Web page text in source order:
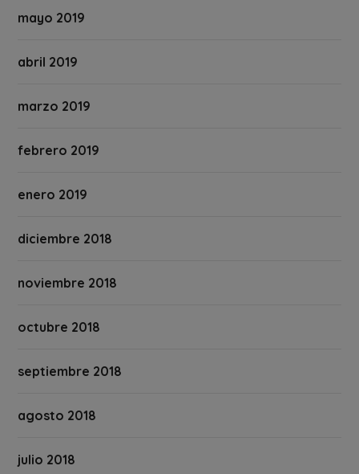
mayo 2019
abril 2019
marzo 2019
febrero 2019
enero 2019
diciembre 2018
noviembre 2018
octubre 2018
septiembre 2018
agosto 2018
julio 2018